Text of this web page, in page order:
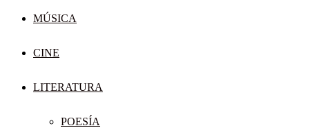
MÚSICA
CINE
LITERATURA
POESÍA